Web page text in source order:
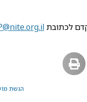
לכתובת
הגשת